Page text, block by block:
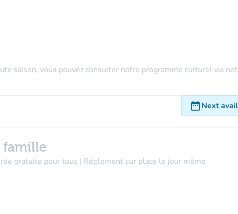
saison, vous pouvez consulter notre programme culturel via
date_rangeNext
famille
gratuite pour tous | Réglement sur place le jour même